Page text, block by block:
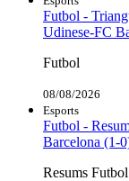
Futbol -
Udinese-FC
Futbol
08/08/2026
Esports
Futbol -
Barcelona (1-
Resums